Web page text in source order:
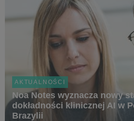
AKTUALNOŚCI
Noa Notes wyznacza nowy
dokładności klinicznej AI w
Brazylii